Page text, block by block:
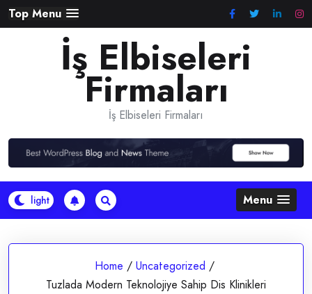
Skip
to
Top Menu
İş Elbiseleri
Firmaları
İş Elbiseleri Firmaları
Menu
Home / Uncategorized /
Tuzlada Modern Teknolojiye Sahip Dis Klinikleri